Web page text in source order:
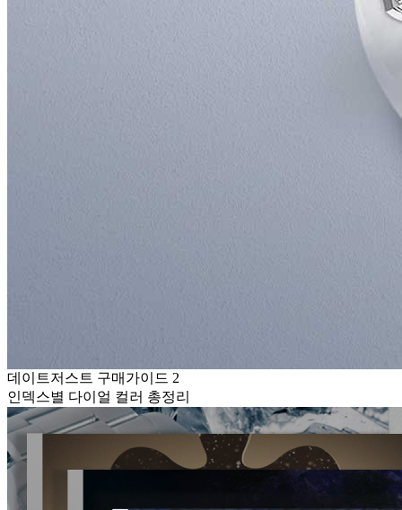
데이트저스트 구매가이드 2
인덱스별 다이얼 컬러 총정리